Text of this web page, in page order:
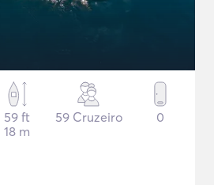
59 ft
18 m
59 Cruzeiro 0